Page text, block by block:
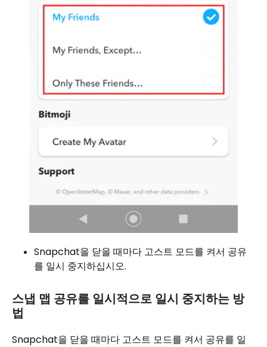
Snapchat을 닫을 때마다 고스트 모드를 켜서 공유
를 일시 중지하십시오.
스냅 맵 공유를 일시적으로 일시 중지하는 방
법
Snapchat을 닫을 때마다 고스트 모드를 켜서 공유를 일